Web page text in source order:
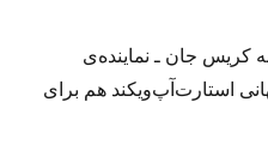
کریس جان ـ نماینده‌ی
استارت‌آپ‌ویکند هم برای